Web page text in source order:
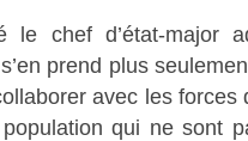
le chef d’état-major
prend plus
avec les forces
qui ne sont